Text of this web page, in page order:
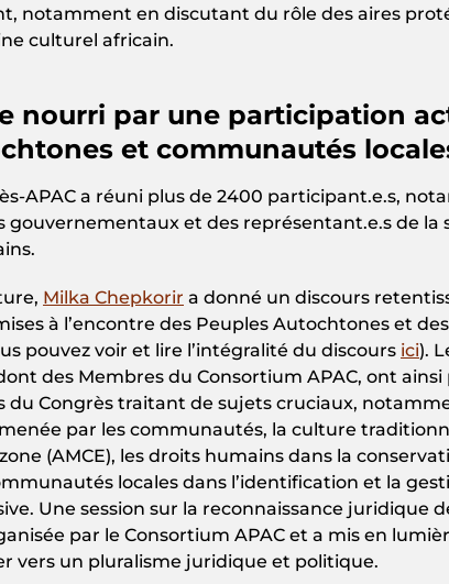
notamment en discutant du rôle des aires
culturel africain.
nourri par une participation
et communautés
APAC a réuni plus de 2400 participant.e.s,
gouvernementaux et des représentant.e.s de la
Milka Chepkorir a donné un discours
à l’encontre des Peuples Autochtones et
pouvez voir et lire l’intégralité du discours ici).
des Membres du Consortium APAC, ont
du Congrès traitant de sujets cruciaux,
menée par les communautés, la culture
(AMCE), les droits humains dans la
locales dans l’identification et la
Une session sur la reconnaissance juridique
par le Consortium APAC et a mis en
vers un pluralisme juridique et politique.